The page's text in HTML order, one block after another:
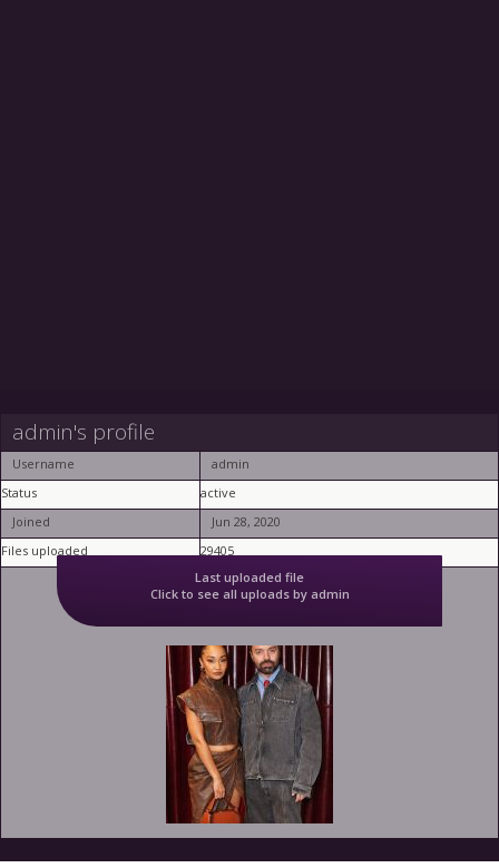
admin's profile
Username
admin
Status
active
Joined
Jun 28, 2020
Files uploaded
29405
Last uploaded file
Click to see all uploads by admin